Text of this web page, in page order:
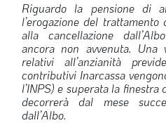
Riguardo la pensione di
l’erogazione del
alla cancellazione
ancora non avvenuta.
relativi all’anzianità
contributivi Inarcassa
l’INPS) e superata la finestra
decorrerà dal mese
dall’Albo.